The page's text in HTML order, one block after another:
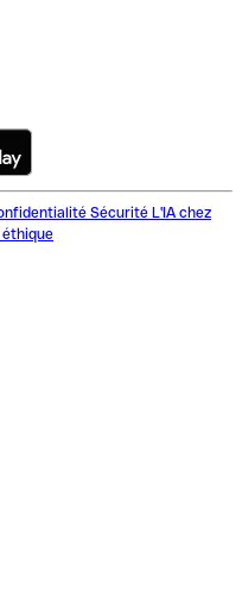
Sécurité L'IA chez